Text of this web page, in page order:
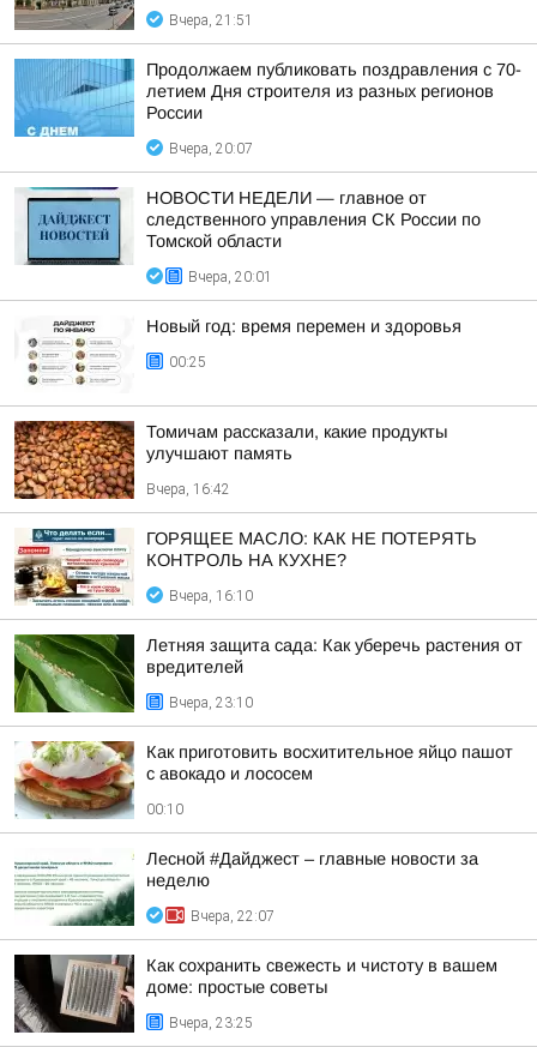
Вчера, 21:51
Продолжаем публиковать поздравления с 70-
летием Дня строителя из разных регионов
России
Вчера, 20:07
НОВОСТИ НЕДЕЛИ — главное от
следственного управления СК России по
Томской области
Вчера, 20:01
Новый год: время перемен и здоровья
00:25
Томичам рассказали, какие продукты
улучшают память
Вчера, 16:42
ГОРЯЩЕЕ МАСЛО: КАК НЕ ПОТЕРЯТЬ
КОНТРОЛЬ НА КУХНЕ?
Вчера, 16:10
Летняя защита сада: Как уберечь растения от
вредителей
Вчера, 23:10
Как приготовить восхитительное яйцо пашот
с авокадо и лососем
00:10
Лесной #Дайджест – главные новости за
неделю
Вчера, 22:07
Как сохранить свежесть и чистоту в вашем
доме: простые советы
Вчера, 23:25